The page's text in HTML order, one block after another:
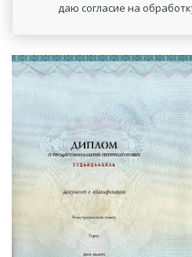
даю согласие на